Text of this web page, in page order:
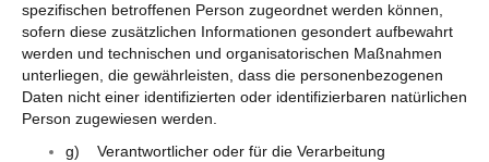
spezifischen betroffenen Person zugeordnet werden können,
sofern diese zusätzlichen Informationen gesondert aufbewahrt
werden und technischen und organisatorischen Maßnahmen
unterliegen, die gewährleisten, dass die personenbezogenen
Daten nicht einer identifizierten oder identifizierbaren natürlichen
Person zugewiesen werden.
g) Verantwortlicher oder für die Verarbeitung